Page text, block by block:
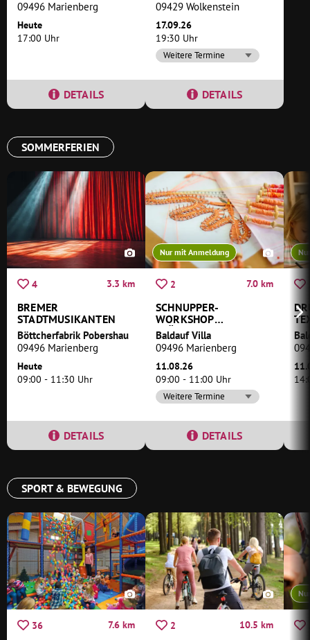
09496 Marienberg
Heute
17:00 Uhr
DETAILS
09429 Wolkenstein
17.09.26
19:30 Uhr
Weitere Termine
DETAILS
SOMMERFERIEN
4 3.3 km
BREMER
STADTMUSIKANTEN
Böttcherfabrik Pobershau
09496 Marienberg
Heute
09:00 - 11:30 Uhr
DETAILS
Nur mit Anmeldung
2 7.0 km
SCHNUPPER-
WORKSHOP
KLÖPPELN
Baldauf Villa
09496 Marienberg
11.08.26
09:00 - 11:00 Uhr
Weitere Termine
DETAILS
SPORT & BEWEGUNG
36 7.6 km 2 10.5 km